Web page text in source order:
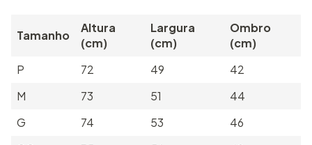
Tamanho
Altura
(cm)
Largura
(cm)
Ombro
(cm)
P
72 49
42
M
73 51
44
G
74 53
46